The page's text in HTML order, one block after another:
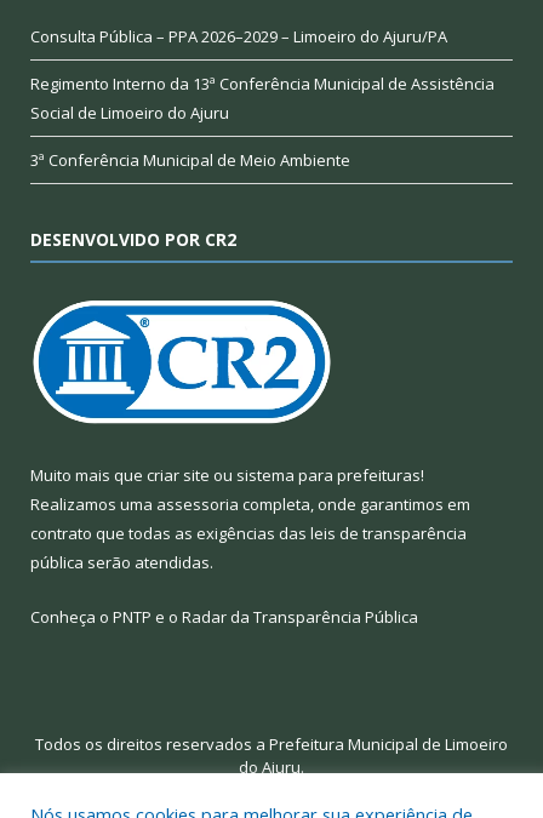
Consulta Pública – PPA 2026–2029 – Limoeiro do Ajuru/PA
Regimento Interno da 13ª Conferência Municipal de Assistência
Social de Limoeiro do Ajuru
3ª Conferência Municipal de Meio Ambiente
DESENVOLVIDO POR CR2
Muito mais que criar site ou sistema para prefeituras!
Realizamos uma assessoria completa, onde garantimos em
contrato que todas as exigências das leis de transparência
pública serão atendidas.
Conheça o PNTP e o Radar da Transparência Pública
Todos os direitos reservados a Prefeitura Municipal de Limoeiro
do Ajuru.